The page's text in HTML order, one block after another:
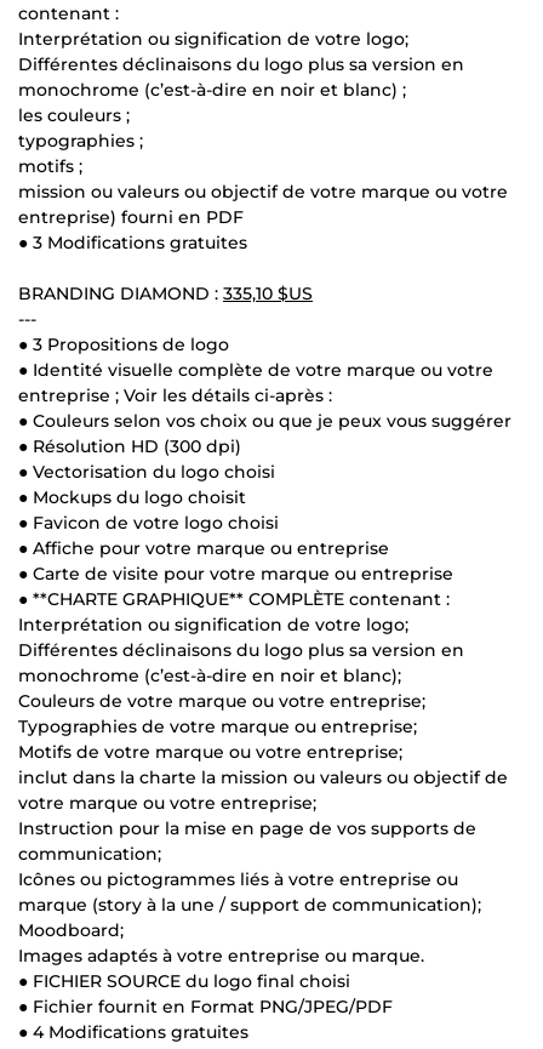
contenant :
Interprétation ou signification de votre logo;
Différentes déclinaisons du logo plus sa version en
monochrome (c’est-à-dire en noir et blanc) ;
les couleurs ;
typographies ;
motifs ;
mission ou valeurs ou objectif de votre marque ou votre
entreprise) fourni en PDF
● 3 Modifications gratuites
BRANDING DIAMOND : 335,10 $US
---
● 3 Propositions de logo
● Identité visuelle complète de votre marque ou votre
entreprise ; Voir les détails ci-après :
● Couleurs selon vos choix ou que je peux vous suggérer
● Résolution HD (300 dpi)
● Vectorisation du logo choisi
● Mockups du logo choisit
● Favicon de votre logo choisi
● Affiche pour votre marque ou entreprise
● Carte de visite pour votre marque ou entreprise
● **CHARTE GRAPHIQUE** COMPLÈTE contenant :
Interprétation ou signification de votre logo;
Différentes déclinaisons du logo plus sa version en
monochrome (c’est-à-dire en noir et blanc);
Couleurs de votre marque ou votre entreprise;
Typographies de votre marque ou entreprise;
Motifs de votre marque ou votre entreprise;
inclut dans la charte la mission ou valeurs ou objectif de
votre marque ou votre entreprise;
Instruction pour la mise en page de vos supports de
communication;
Icônes ou pictogrammes liés à votre entreprise ou
marque (story à la une / support de communication);
Moodboard;
Images adaptés à votre entreprise ou marque.
● FICHIER SOURCE du logo final choisi
● Fichier fournit en Format PNG/JPEG/PDF
● 4 Modifications gratuites